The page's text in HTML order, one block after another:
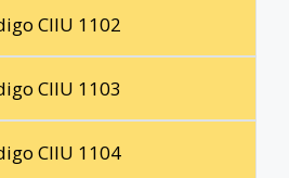
CIIU 1102
CIIU 1103
CIIU 1104